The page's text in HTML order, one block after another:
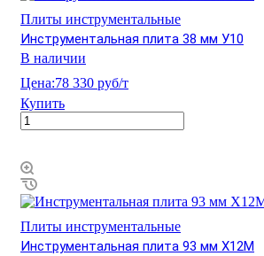
Плиты инструментальные
Инструментальная плита 38 мм У10
В наличии
Цена:78 330 руб/т
Купить
Плиты инструментальные
Инструментальная плита 93 мм Х12М